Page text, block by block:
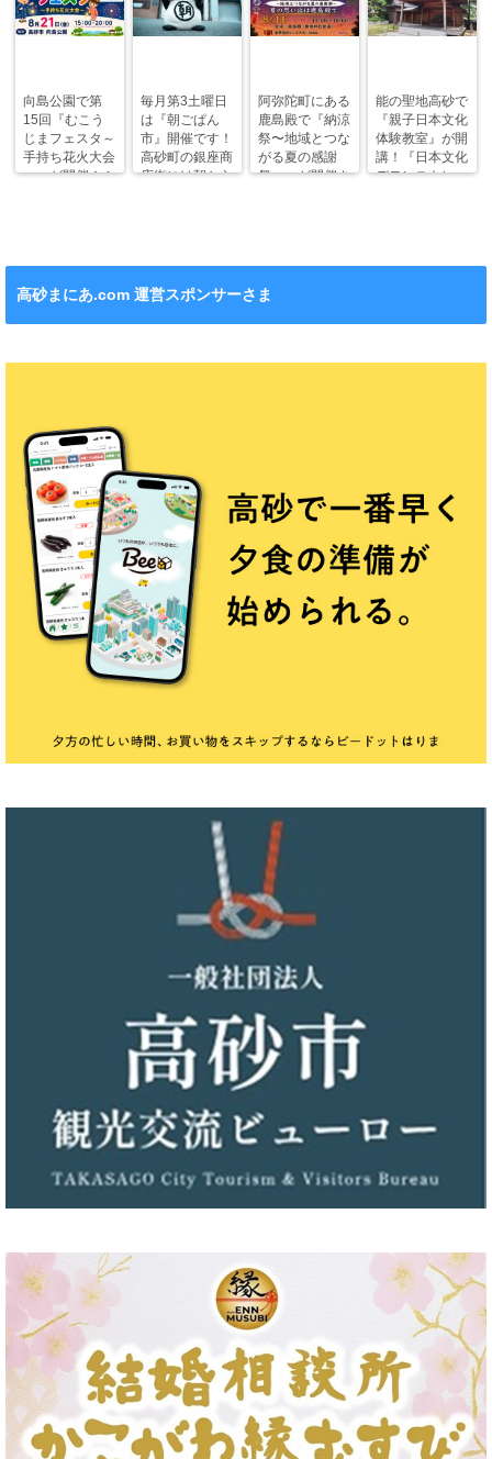
向島公園で第
15回『むこう
じまフェスタ～
手持ち花火大会
～』が開催！ふ
毎月第3土曜日
は『朝ごぱん
市』開催です！
高砂町の銀座商
店街には朝から
阿弥陀町にある
鹿島殿で『納涼
祭〜地域とつな
がる夏の感謝
祭〜』が開催さ
能の聖地高砂で
『親子日本文化
体験教室』が開
講！『日本文化
デモンストレー
高砂まにあ.com 運営スポンサーさま